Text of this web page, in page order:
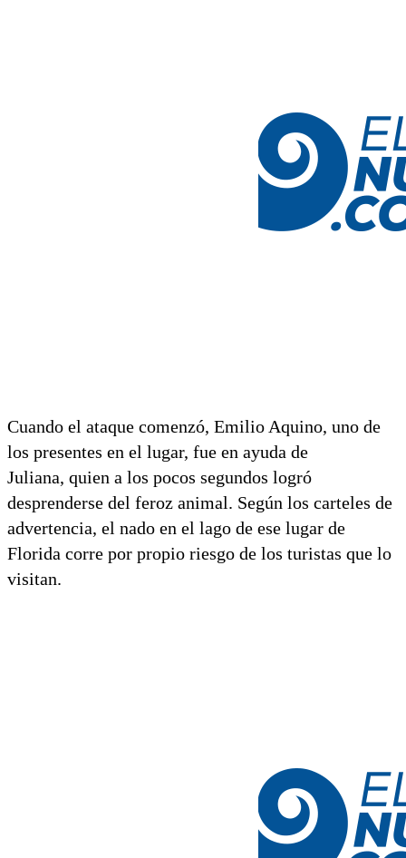
Cuando el ataque comenzó, Emilio Aquino, uno de
los presentes en el lugar, fue en ayuda de
Juliana, quien a los pocos segundos logró
desprenderse del feroz animal. Según los carteles de
advertencia, el nado en el lago de ese lugar de
Florida corre por propio riesgo de los turistas que lo
visitan.